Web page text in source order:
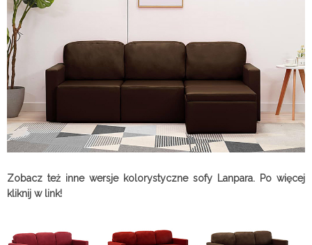
Zobacz też inne wersje kolorystyczne sofy Lanpara. Po więcej
kliknij w link!